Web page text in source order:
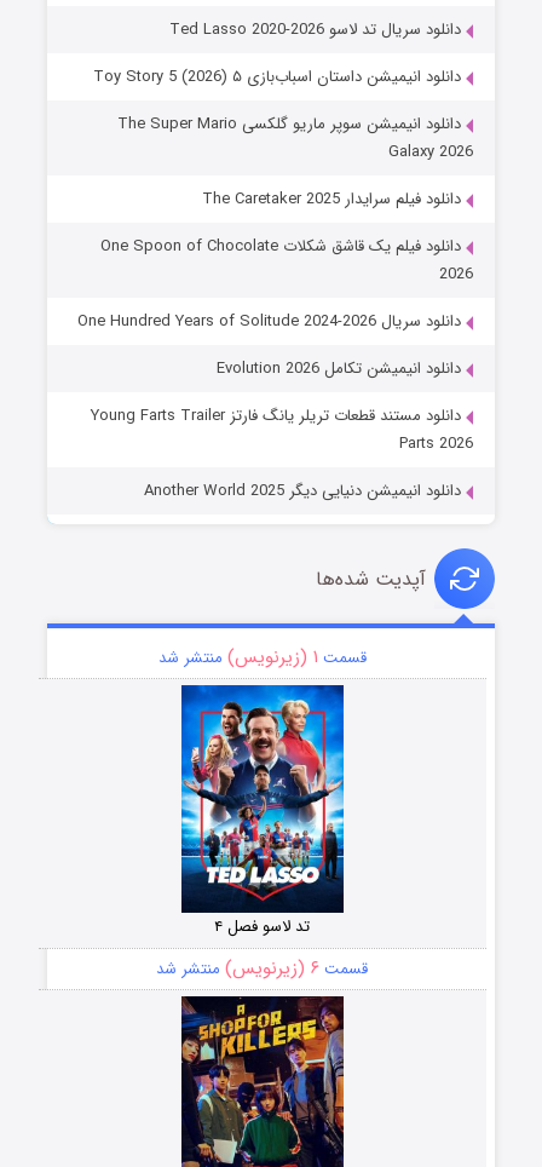
دانلود سریال تد لاسو Ted Lasso 2020-2026
دانلود انیمیشن داستان اسباب‌بازی ۵ Toy Story 5 (2026)
دانلود انیمیشن سوپر ماریو گلکسی The Super Mario
Galaxy 2026
دانلود فیلم سرایدار The Caretaker 2025
دانلود فیلم یک قاشق شکلات One Spoon of Chocolate
2026
دانلود سریال One Hundred Years of Solitude 2024-2026
دانلود انیمیشن تکامل Evolution 2026
دانلود مستند قطعات تریلر یانگ فارتز Young Farts Trailer
Parts 2026
دانلود انیمیشن دنیایی دیگر Another World 2025
آپدیت شده‌ها
قسمت ۱ (زیرنویس) منتشر شد
تد لاسو فصل ۴
قسمت ۶ (زیرنویس) منتشر شد